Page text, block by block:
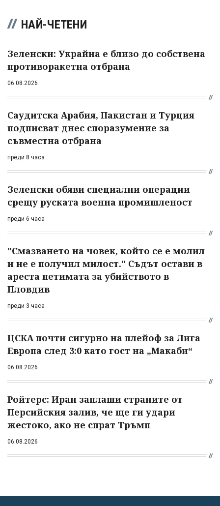
НАЙ-ЧЕТЕНИ
Зеленски: Украйна е близо до собствена
противоракетна отбрана
06.08.2026
Саудитска Арабия, Пакистан и Турция
подписват днес споразумение за
съвместна отбрана
преди 8 часа
Зеленски обяви специални операции
срещу руската военна промишленост
преди 6 часа
"Смазването на човек, който се е молил
и не е получил милост." Съдът остави в
ареста петимата за убийството в
Пловдив
преди 3 часа
ЦСКА почти сигурно на плейоф за Лига
Европа след 3:0 като гост на „Макаби“
06.08.2026
Ройтерс: Иран заплаши страните от
Персийския залив, че ще ги удари
жестоко, ако не спрат Тръмп
06.08.2026